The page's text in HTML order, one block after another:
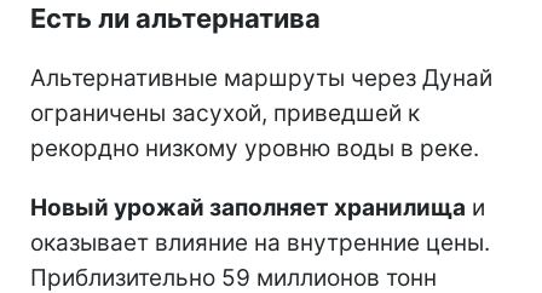
Есть ли альтернатива
Альтернативные маршруты через Дунай
ограничены засухой, приведшей к
рекордно низкому уровню воды в реке.
Новый урожай заполняет хранилища и
оказывает влияние на внутренние цены.
Приблизительно 59 миллионов тонн